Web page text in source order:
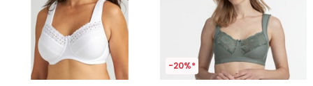
-20%*